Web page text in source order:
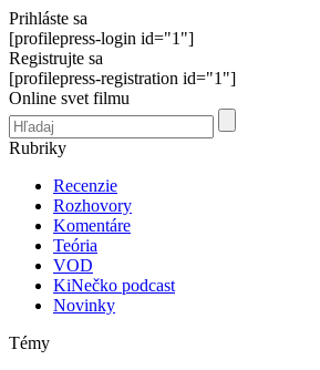
Prihláste sa
[profilepress-login id="1"]
Registrujte sa
[profilepress-registration id="1"]
Online svet filmu
Rubriky
Recenzie
Rozhovory
Komentáre
Teória
VOD
KiNečko podcast
Novinky
Témy